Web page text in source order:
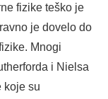
fizike teško je
je dovelo do
Mnogi
i Nielsa
koje su